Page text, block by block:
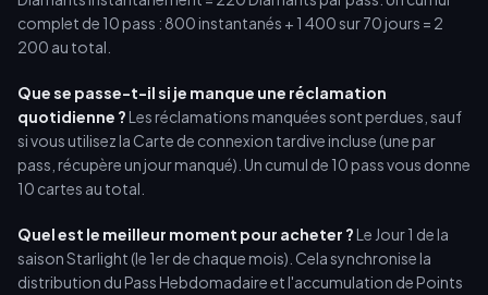
complet de 10 pass : 800 instantanés + 1 400 sur 70 jours = 2
200 au total.
Que se passe-t-il si je manque une réclamation
quotidienne ?Les réclamations manquées sont perdues, sauf
si vous utilisez la Carte de connexion tardive incluse (une par
pass, récupère un jour manqué). Un cumul de 10 pass vous donne
10 cartes au total.
Quel est le meilleur moment pour acheter ?Le Jour 1 de la
saison Starlight (le 1er de chaque mois). Cela synchronise la
distribution du Pass Hebdomadaire et l'accumulation de Points